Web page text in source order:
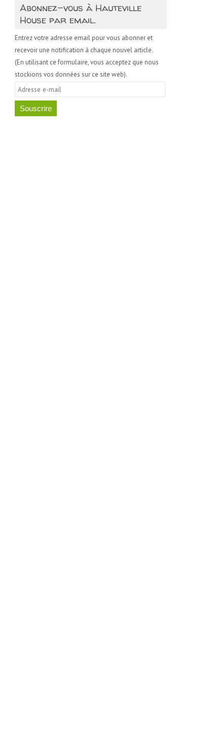
Abonnez-vous à Hauteville
House par email.
Entrez votre adresse email pour vous abonner et
recevoir une notification à chaque nouvel article.
(En utilisant ce formulaire, vous acceptez que nous
stockions vos données sur ce site web).
A
d